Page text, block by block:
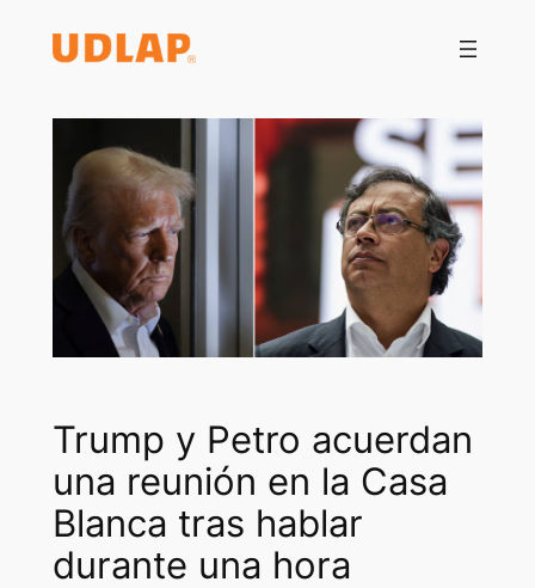
Trump y Petro acuerdan
una reunión en la Casa
Blanca tras hablar
durante una hora